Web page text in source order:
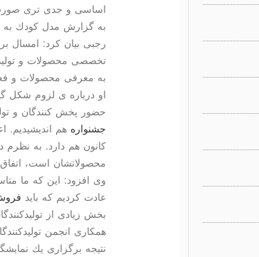
اساسی و جدی تری صورت
به گزارش مدل كودك به
رجبی بیان كرد: امسال
تخصصی محصولات و
به معرفی محصولات و
او درباره ی لزوم شكل
حضور پخش كنندگان و
جشنواره هم
كانون هم دارد. به
محصولاتشان است، اتفاق
وی افزود: این كه ما
عادت كردیم كه باید
بخش زیادی از
همكاری انجمن
نتیجه برگزاری یك